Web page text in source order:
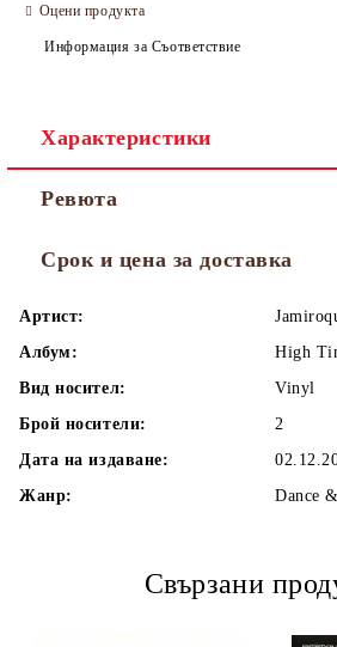
Оцени продукта
Информация за Съответствие
Характеристики
Ревюта
Срок и цена за доставка
Артист:
Албум:
High
Вид носител:
Vinyl
Брой носители:
2
Дата на издаване:
Жанр:
Dance
Свързани